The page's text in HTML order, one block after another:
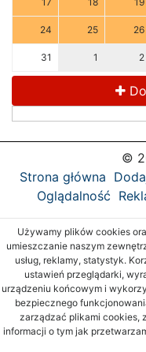
24 25 26
31 1 2
©
Strona główna
Oglądalność
Używamy plików cookies
umieszczanie naszym
usług, reklamy, statystyk.
ustawień przeglądarki,
urządzeniu końcowym i
bezpiecznego
zarządzać plikami cookies,
informacji o tym jak